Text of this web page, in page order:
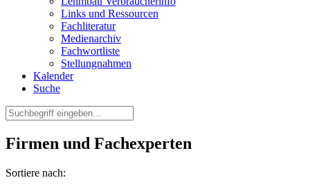
Links und Ressourcen
Fachliteratur
Medienarchiv
Fachwortliste
Stellungnahmen
Kalender
Suche
Firmen und Fachexperten
Sortiere nach: